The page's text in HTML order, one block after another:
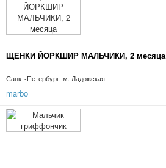
ЩЕНКИ ЙОРКШИР МАЛЬЧИКИ, 2 месяца
Санкт-Петербург, м. Ладожская
marbo